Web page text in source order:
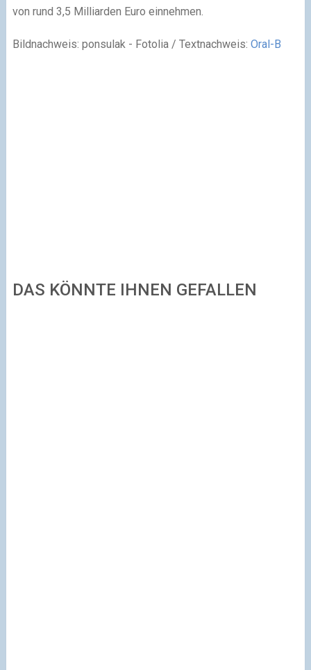
von rund 3,5 Milliarden Euro einnehmen.
Bildnachweis: ponsulak - Fotolia / Textnachweis: Oral-B
DAS KÖNNTE IHNEN GEFALLEN